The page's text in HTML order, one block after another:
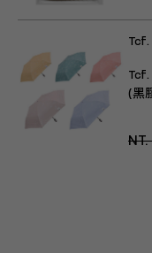
Tcf.
(黑